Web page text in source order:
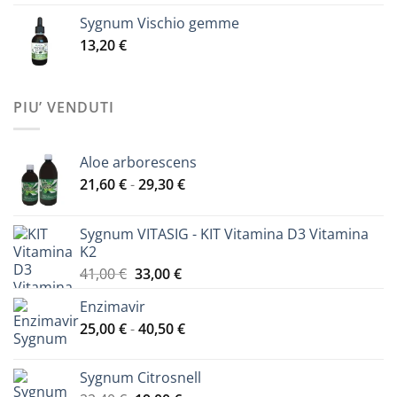
Sygnum Vischio gemme
13,20€
PIU’ VENDUTI
Aloe arborescens
21,60€-29,30€Fascia
da
Sygnum VITASIG - KIT Vitamina D3 Vitamina
K2
41,00€ Il
originale
era:
33,00€Il
è:
Enzimavir
25,00€-40,50€Fascia
da
Sygnum Citrosnell